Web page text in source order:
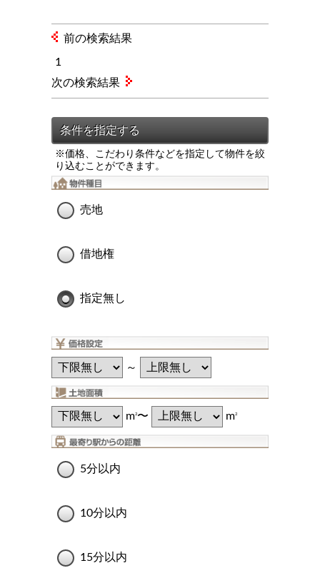
前の検索結果
1
※価格、こだわり条件などを指定して物件を絞
り込むことができます。
売地
借地権
指定無し
～
m2〜 m2
5分以内
10分以内
15分以内